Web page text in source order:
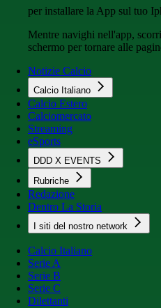
per installare la App sul tuo
Mentre navighi nell'app,
schermo per tornare alle
Notizie Calcio
Calcio Italiano
Calcio Estero
Calciomercato
Streaming
eSports
DDD X EVENTS
Rubriche
Redazione
Dentro La Storia
I siti del nostro network
Calcio Italiano
Serie A
Serie B
Serie C
Dilettanti